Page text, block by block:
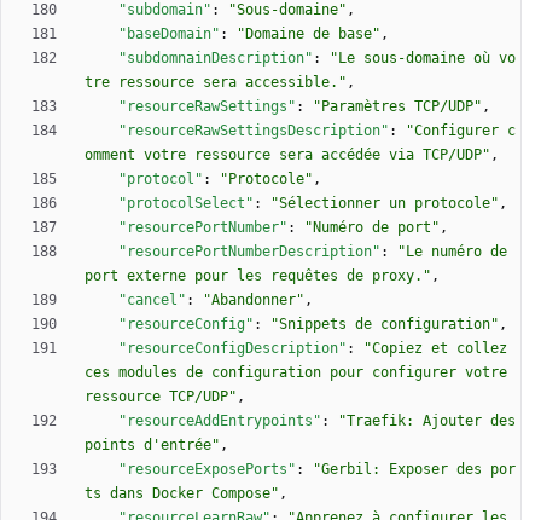
"subdomain" : "Sous-domaine" ,
"baseDomain" : "Domaine de base" ,
"subdomnainDescription" :
"Le sous-domaine où vo
tre ressource sera accessible." ,
"resourceRawSettings" : "Paramètres TCP/UDP" ,
"resourceRawSettingsDescription" :
"Configurer c
omment votre ressource sera accédée via TCP/UDP" ,
"protocol" : "Protocole" ,
"protocolSelect" : "Sélectionner un protocole" ,
"resourcePortNumber" : "Numéro de port" ,
"resourcePortNumberDescription" :
"Le numéro de
port externe pour les requêtes de proxy." ,
"cancel" : "Abandonner" ,
"resourceConfig" : "Snippets de configuration" ,
"resourceConfigDescription" :
"Copiez et collez
ces modules de configuration pour configurer votre
ressource TCP/UDP" ,
"resourceAddEntrypoints" :
"Traefik: Ajouter des
points d'entrée" ,
"resourceExposePorts" :
"Gerbil: Exposer des por
ts dans Docker Compose" ,